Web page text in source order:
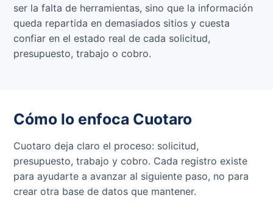
ser la falta de herramientas, sino que la información
queda repartida en demasiados sitios y cuesta
confiar en el estado real de cada solicitud,
presupuesto, trabajo o cobro.
Cómo lo enfoca Cuotaro
Cuotaro deja claro el proceso: solicitud,
presupuesto, trabajo y cobro. Cada registro existe
para ayudarte a avanzar al siguiente paso, no para
crear otra base de datos que mantener.